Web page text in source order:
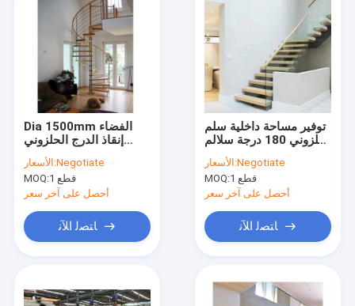
المنتجات
Dia 1500mm الفضاء
إنقاذ الدرج الحلزوني
بسيط زجاج الفولاذ
المقاوم للصدأ السلالم
الأسعار:Negotiate
MOQ:
1 قطع
أحصل على آخر سعر
ﺎﺘﺼﻟ ﺍﻶﻧ
توفير مساحة داخلية سلم
حلزوني 180 درجة سلالم
مدمجة ضيقة للطابق
العلويالأسعار:Negotiate
MOQ:
1 قطع
أحصل على آخر سعر
ﺎﺘﺼﻟ ﺍﻶﻧ